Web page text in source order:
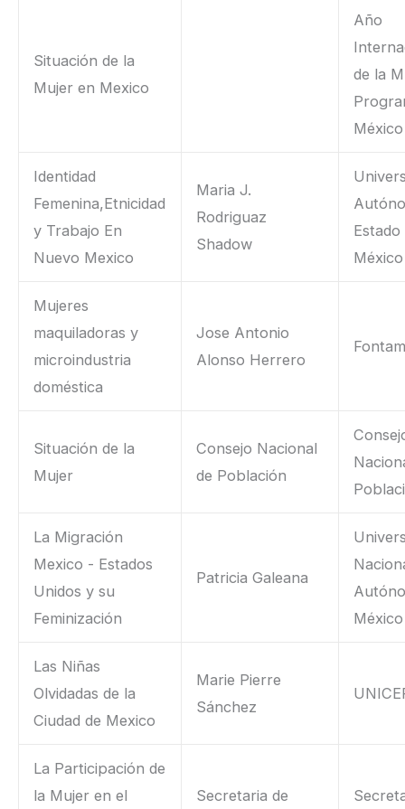
Situación de la
Mujer en Mexico
Año
de la
México
Identidad
Femenina,Etnicidad
y Trabajo En
Nuevo Mexico
Maria J.
Rodriguaz
Shadow
Estado
México
Mujeres
maquiladoras y
microindustria
doméstica
Jose Antonio
Alonso Herrero
Situación de la
Mujer
Consejo Nacional
de Población
La Migración
Mexico - Estados
Unidos y su
Feminización
Patricia Galeana
México
Las Niñas
Olvidadas de la
Ciudad de Mexico
Marie Pierre
Sánchez
La Participación de
la Mujer en el
Secretaria de